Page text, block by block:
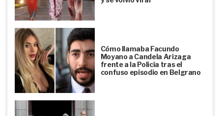
Cómo llamaba Facundo
Moyano a Candela Arizaga
frente a la Policía tras el
confuso episodio en Belgrano